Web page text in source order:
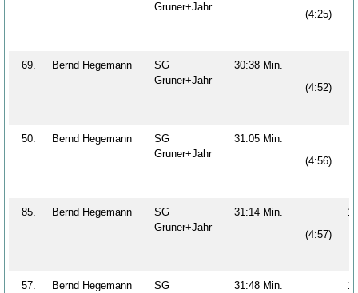
Gruner+Jahr
(4:25)
69. Bernd Hegemann
SG
Gruner+Jahr
30:38 Min.
(4:52)
50. Bernd Hegemann
SG
Gruner+Jahr
31:05 Min.
(4:56)
85. Bernd Hegemann
SG
Gruner+Jahr
31:14 Min.
(4:57)
57. Bernd Hegemann
SG
31:48 Min.